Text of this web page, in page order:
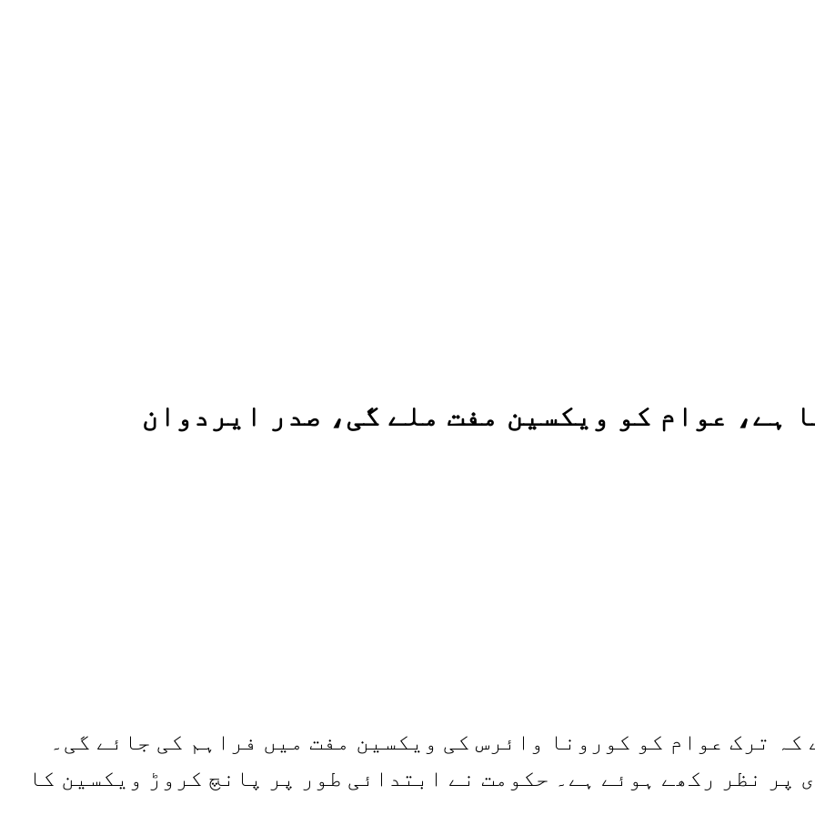
کہ ترک عوام کو کورونا وائرس کی ویکسین مفت میں فراہم کی جائے گی۔
پر نظر رکھے ہوئے ہے۔ حکومت نے ابتدائی طور پر پانچ کروڑ ویکسین کا